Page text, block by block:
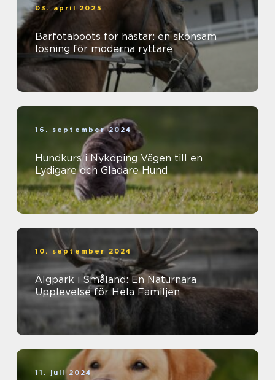
03. april 2025
Barfotaboots för hästar: en skonsam
lösning för moderna ryttare
16. september 2024
Hundkurs i Nyköping Vägen till en
Lydigare och Gladare Hund
10. september 2024
Älgpark i Småland: En Naturnära
Upplevelse för Hela Familjen
11. juli 2024